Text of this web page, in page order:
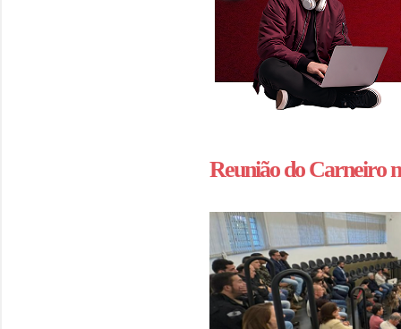
Reunião do Carneiro